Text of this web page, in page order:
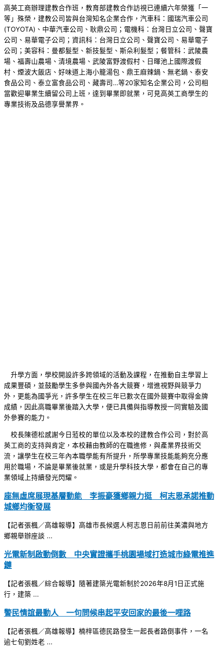
高英工商辦理建教合作班，教育部建教合作訪視已連續六年榮獲「一
等」殊榮，建教公司皆與台灣知名企業合作，汽車科：國瑞汽車公司
(TOYOTA)、中華汽車公司、耿鼎公司；電機科：台灣日立公司、聲寶
公司、易華電子公司；資訊科：台灣日立公司、聲寶公司、易華電子
公司；美容科：曼都髮型、新技髮型、斯朵利髮型；餐管科：武陵農
場、福壽山農場、清境農場、武陵富野渡假村、日暉池上國際渡假
村、煙波大飯店、好味道上海小籠湯包、鼎王麻辣鍋、無老鍋、泰安
食品公司、泰立富食品公司、藏壽司…等20家知名企業公司，公司相
當歡迎畢業生續留公司上班，達到畢業即就業，可見高英工商學生的
專業技術及品德享譽業界。
升學方面，學校開設許多跨領域的活動及課程，在推動自主學習上
成果豐碩，並鼓勵學生多參與國內外各大競賽，增進視野與競爭力
外，更能為國爭光，許多學生在校三年已數次在國外競賽中取得金牌
成績，因此高職畢業後踏入大學，便已具備與指導教授一同實驗及國
外參賽的能力。
校長陳德松感謝今日蒞校的單位以及本校的建教合作公司，對於高
英工商的支持與肯定，本校藉由教師的在職進修，與產業界技術交
流，讓學生在校三年內本職學能有所提升，所學專業技能能夠充分應
用於職場，不論是畢業後就業，或是升學科技大學，都會在自己的專
業領域上持續發光閃耀。
座無虛席展現基層動能 李振豪獲鄉親力挺 柯志恩承諾推動
城鄉均衡發展
【記者張楓／高雄報導】高雄市長候選人柯志恩日前前往美濃與地方
鄉親舉辦座談 ...
光電新制啟動倒數 中央實證攜手桃園場域打造城市綠電推進
鏈
【記者張楓／綜合報導】隨著建築光電新制於2026年8月1日正式施
行，建築 ...
警民情誼最動人 一句問候串起平安回家的最後一哩路
【記者張楓／高雄報導】楠梓區德民路發生一起長者路倒事件，一名
逾七旬劉姓老 ...